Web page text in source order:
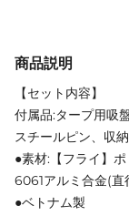
商品説明
【セット内容】
付属品:タープ用吸
スチールピン、収
●素材:【フライ】
6061アルミ合金(
●ベトナム製